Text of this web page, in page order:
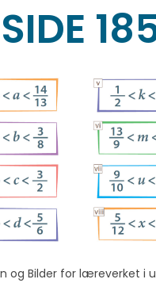
og Bilder for læreverket i